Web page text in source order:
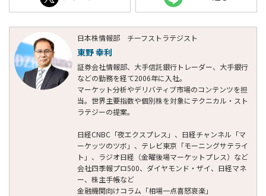
日本株情報部 チーフストラテジスト
東野 幸利
証券会社情報部、大手信託銀行トレーダー、大手銀行
などの勤務を経て2006年に入社。
マーケット分析やデリバティブ市場のコンテンツを担
当。世界主要指数や個別株を対象にテクニカル・スト
ラテジーの提案。
日経CNBC「夜エクスプレス」、日経チャンネル「マ
ーケッツのツボ」、テレビ東京「モーニングサテライ
ト」、ラジオ日経（金曜後場マーケットプレス）など
会社四季報プロ500、ダイヤモンド・ザイ、日経マネ
ー、株主手帳など
金融機関向けコラム「相場一点喜怒哀楽」